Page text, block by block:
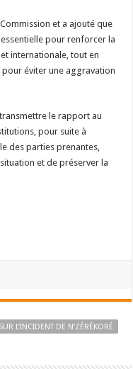
et a ajouté que
pour renforcer la
internationale, tout en
éviter une aggravation
le rapport au
pour suite à
des parties prenantes,
et de préserver la
L’INCIDENT DE N’ZÉRÉKORÉ